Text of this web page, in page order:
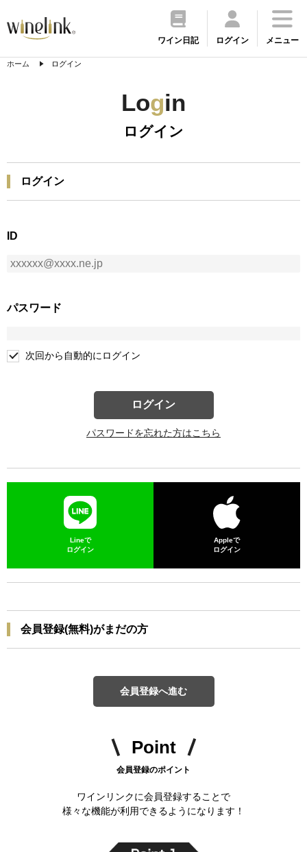
ワイン日記 ログイン メニュー
ホーム ログイン
Login
ログイン
ログイン
ID
パスワード
次回から自動的にログイン
ログイン
パスワードを忘れた方はこちら
Lineで
ログイン
Appleで
ログイン
会員登録(無料)がまだの方
会員登録へ進む
Point
会員登録のポイント
ワインリンクに会員登録することで
様々な機能が利用できるようになります！